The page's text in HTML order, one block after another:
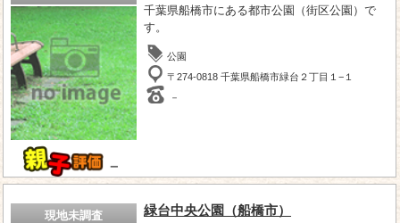
－
千葉県船橋市にある都市公園（街区公園）で
す。
公園
〒274-0818 千葉県船橋市緑台２丁目１−１
－
現地未調査 緑台中央公園（船橋市）